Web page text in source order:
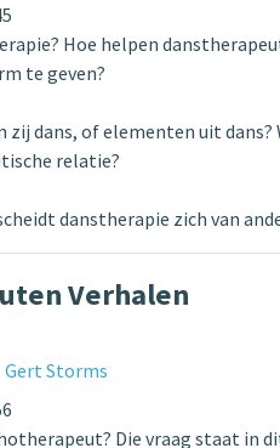
Hoe helpen
te geven?
zij dans, of elementen uit
relatie?
danstherapie zich van
Verhalen
Gert Storms
Die vraag staat in